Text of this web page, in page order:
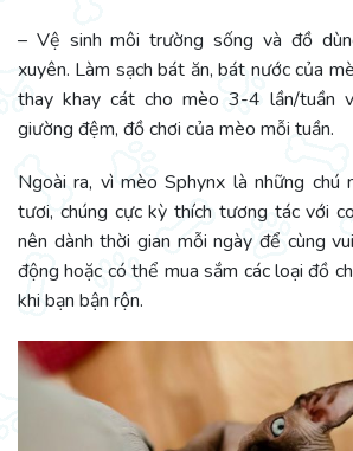
– Vệ sinh môi trường sống và đồ
xuyên. Làm sạch bát ăn, bát nước của
thay khay cát cho mèo 3-4 lần/tuần
giường đệm, đồ chơi của mèo mỗi tuần.
Ngoài ra, vì mèo Sphynx là những chú
tươi, chúng cực kỳ thích tương tác với
nên dành thời gian mỗi ngày để cùng
động hoặc có thể mua sắm các loại đồ
khi bạn bận rộn.